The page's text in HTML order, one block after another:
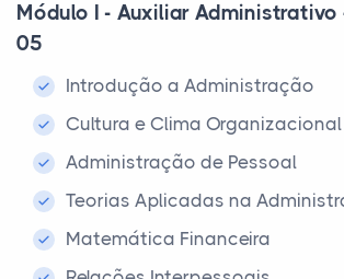
Módulo I - Auxiliar Administrativo
05
Introdução a Administração
Cultura e Clima Organizacional
Administração de Pessoal
Teorias Aplicadas na
Matemática Financeira